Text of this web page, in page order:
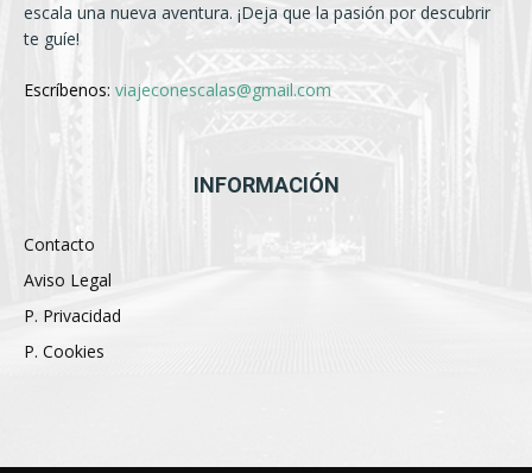
escala una nueva aventura. ¡Deja que la pasión por descubrir
te guíe!
Escríbenos: viajeconescalas@gmail.com
INFORMACIÓN
Contacto
Aviso Legal
P. Privacidad
P. Cookies